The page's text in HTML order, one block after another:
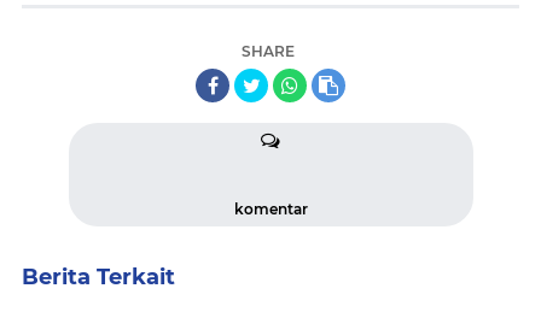
SHARE
komentar
Berita Terkait